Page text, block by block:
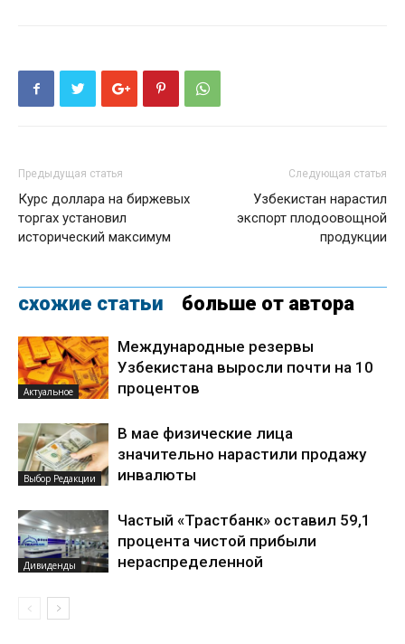
Предыдущая статья
Курс доллара на биржевых
торгах установил
исторический максимум
Следующая статья
Узбекистан нарастил
экспорт плодоовощной
продукции
схожие статьи больше от автора
Актуальное
Международные резервы
Узбекистана выросли почти на 10
процентов
Выбор Редакции
В мае физические лица
значительно нарастили продажу
инвалюты
Дивиденды
Частый «Трастбанк» оставил 59,1
процента чистой прибыли
нераспределенной